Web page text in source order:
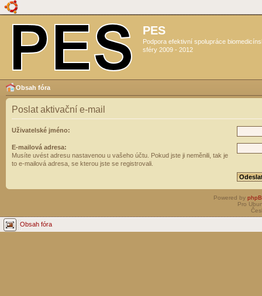
PES
Podpora efektivní spolupráce
sféry 2009 - 2012
Obsah fóra
Poslat aktivační e-mail
Uživatelské jméno:
E-mailová adresa:
Musíte uvést adresu nastavenou u vašeho účtu. Pokud jste ji neměnili, tak je
to e-mailová adresa, se kterou jste se registrovali.
Powered by
Pro
Obsah fóra